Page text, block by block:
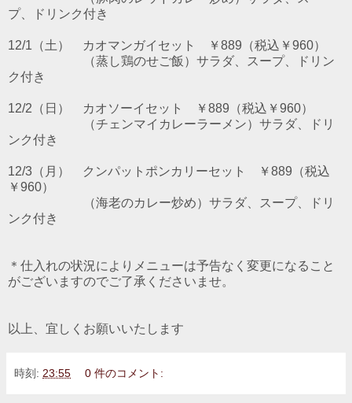
プ、ドリンク付き
12/1（土） カオマンガイセット ￥889（税込￥960）
（蒸し鶏のせご飯）サラダ、スープ、ドリン
ク付き
12/2（日） カオソーイセット ￥889（税込￥960）
（チェンマイカレーラーメン）サラダ、ドリ
ンク付き
12/3（月） クンパットポンカリーセット ￥889（税込
￥960）
（海老のカレー炒め）サラダ、スープ、ドリ
ンク付き
＊仕入れの状況によりメニューは予告なく変更になること
がございますのでご了承くださいませ。
以上、宜しくお願いいたします
時刻: 23:55 0 件のコメント: